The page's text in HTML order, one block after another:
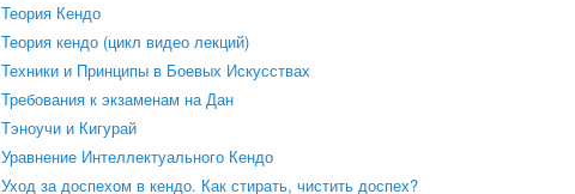
Теория Кендо
Теория кендо (цикл видео лекций)
Техники и Принципы в Боевых Искусствах
Требования к экзаменам на Дан
Тэноучи и Кигурай
Уравнение Интеллектуального Кендо
Уход за доспехом в кендо. Как стирать, чистить доспех?